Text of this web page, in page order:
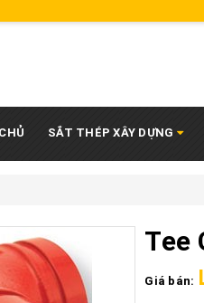
SẮT THÉP XÂY DỰNG
Tee
Giá bán: